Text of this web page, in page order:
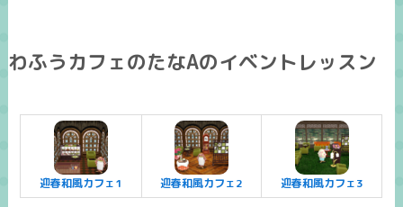
わふうカフェのたなAのイベントレッスン
迎春和風カフェ1 迎春和風カフェ2 迎春和風カフェ3